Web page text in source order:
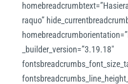
raquo”
_builder_version=”3.19.18″